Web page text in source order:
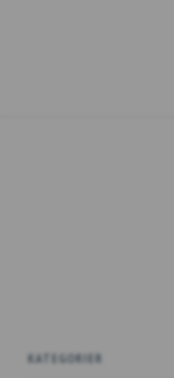
KATEGORIER